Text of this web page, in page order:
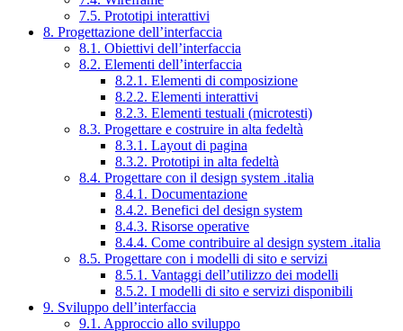
7.5. Prototipi interattivi
8. Progettazione dell’interfaccia
8.1. Obiettivi dell’interfaccia
8.2. Elementi dell’interfaccia
8.2.1. Elementi di composizione
8.2.2. Elementi interattivi
8.2.3. Elementi testuali (microtesti)
8.3. Progettare e costruire in alta fedeltà
8.3.1. Layout di pagina
8.3.2. Prototipi in alta fedeltà
8.4. Progettare con il design system .italia
8.4.1. Documentazione
8.4.2. Benefici del design system
8.4.3. Risorse operative
8.4.4. Come contribuire al design system .italia
8.5. Progettare con i modelli di sito e servizi
8.5.1. Vantaggi dell’utilizzo dei modelli
8.5.2. I modelli di sito e servizi disponibili
9. Sviluppo dell’interfaccia
9.1. Approccio allo sviluppo